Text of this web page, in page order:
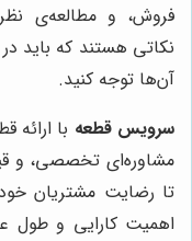
فروش، و مطالعه‌ی
نکاتی هستند که باید در
آن‌ها توجه کنید.
سرویس قطعه با
مشاوره‌ای تخصصی، و
تا رضایت مشتریان
اهمیت کارایی و طول